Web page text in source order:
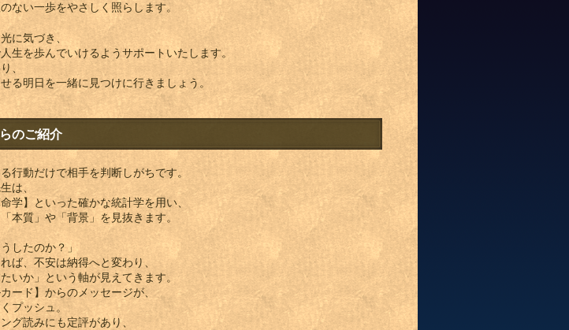
ない一歩をやさしく照らします。
に気づき、
生を歩んでいけるようサポートいたします。
、
る明日を一緒に見つけに行きましょう。
のご紹介
行動だけで相手を判断しがちです。
は、
学】といった確かな統計学を用い、
本質」や「背景」を見抜きます。
したのか？」
ば、不安は納得へと変わり、
いか」という軸が見えてきます。
ード】からのメッセージが、
プッシュ。
グ読みにも定評があり、